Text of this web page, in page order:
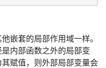
嵌套的局部作用域一样。
内部函数之外的局部变
赋值，则外部局部变量会